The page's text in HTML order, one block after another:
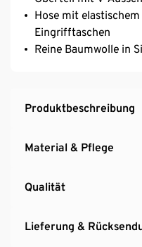
Hose mit
Eingrifftaschen
Reine Baumwolle in
Produktbeschreibung
Material & Pflege
Qualität
Lieferung &